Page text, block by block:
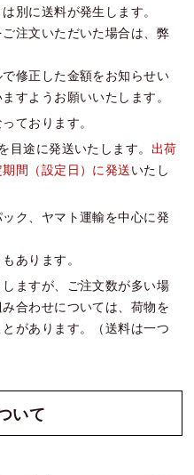
別に送料が発生します。
注文いただいた場合は、弊
修正した金額をお知らせい
すようお願いいたします。
ております。
途に発送いたします。 出荷
間（設定日）に発送いたし
ク、ヤマト運輸を中心に発
あります。
ますが、ご注文数が多い場
合わせについては、荷物を
があります。（送料は一つ
いて